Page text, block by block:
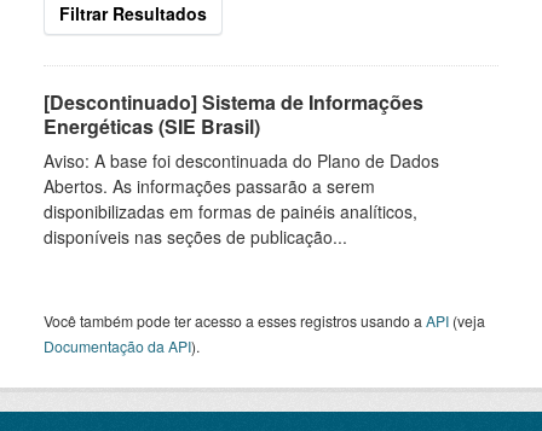
Filtrar Resultados
[Descontinuado] Sistema de Informações
Energéticas (SIE Brasil)
Aviso: A base foi descontinuada do Plano de Dados
Abertos. As informações passarão a serem
disponibilizadas em formas de painéis analíticos,
disponíveis nas seções de publicação...
Você também pode ter acesso a esses registros usando a API (veja
Documentação da API).